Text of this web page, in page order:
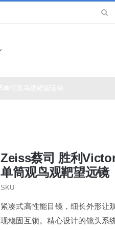
徕卡望远镜
科娃望远镜
Zeiss蔡司 胜利
单筒观鸟观靶望远镜
SKU
紧凑式高性能目镜，细长外形让
现稳固互锁。精心设计的镜头系